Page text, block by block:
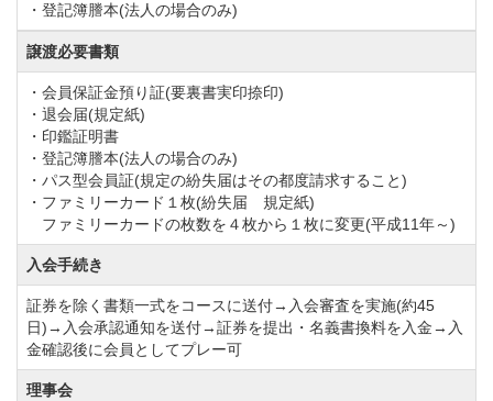
令和5年8月1日より（同年12月末日まで停止する予
定）
会員権の名義書換を下記のとおり再開しました。
①実施：令和6年1月9日より
②名義書換料
正会員 1,650,000円（税込）
平日会員 440,000円（税込）
正会員の名義書換料を改定します。
実施日 令和7年1月1日より
名義書換料（税込）
【改定前】正会員1,650,000円→【改定後】正会員
2,200,000円
・登記簿謄本(法人の場合のみ)
譲渡必要書類
・会員保証金預り証(要裏書実印捺印)
・退会届(規定紙)
・印鑑証明書
・登記簿謄本(法人の場合のみ)
・パス型会員証(規定の紛失届はその都度請求すること)
・ファミリーカード１枚(紛失届 規定紙)
ファミリーカードの枚数を４枚から１枚に変更(平成11年～)
入会手続き
証券を除く書類一式をコースに送付→入会審査を実施(約45
日)→入会承認通知を送付→証券を提出・名義書換料を入金→入
金確認後に会員としてプレー可
理事会